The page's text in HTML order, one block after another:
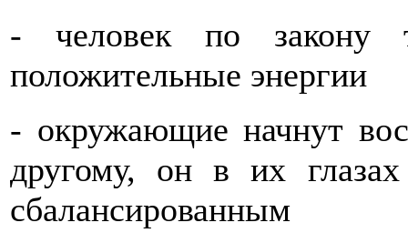
- человек по закону
положительные энергии
- окружающие начнут
другому, он в их
сбалансированным